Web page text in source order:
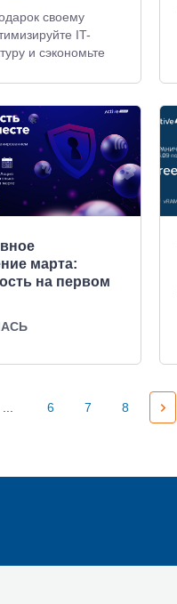
своему
IT-
и сэкономьте
марта:
на первом
6 7 8